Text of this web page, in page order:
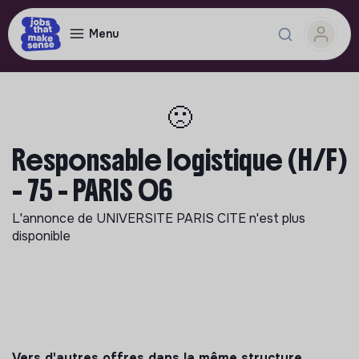
Menu
🙁
Responsable logistique (H/F)
- 75 - PARIS 06
L'annonce de UNIVERSITE PARIS CITEn'est plus
disponible